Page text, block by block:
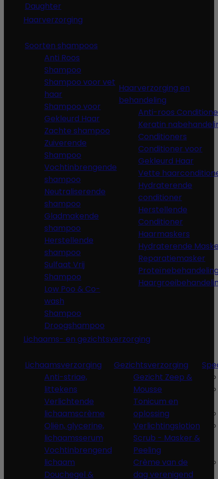
Daughter
Haarverzorging
Soorten shampoos
Anti Roos
Shampoo
Shampoo voor vet
haar
Shampoo voor
Gekleurd Haar
Zachte shampoo
Zuiverende
Shampoo
Vochtinbrengende
shampoo
Neutraliserende
shampoo
Gladmakende
shampoo
Herstellende
shampoo
Sulfaat Vrij
Shampoo
Low Poo & Co-
wash
Shampoo
Droogshampoo
Haarverzorging en
behandeling
Anti-roos
Keratin
Conditioners
Conditioner voor
Gekleurd Haar
Vette
Hydraterende
conditioner
Herstellende
Conditioner
Haarmaskers
Hydraterende
Reparatiemasker
Lichaams- en gezichtsverzorging
Lichaamsverzorging
Anti-striae,
littekens
Verlichtende
lichaamscrème
Oliën, glycerine,
lichaamsserum
Vochtinbrengend
lichaam
Douchegel &
Gezichtsverzorging
Gezicht Zeep &
Mousse
Tonicum en
oplossing
Verlichtingslotion
Scrub - Masker &
Peeling
Crème van de
dag verenigend